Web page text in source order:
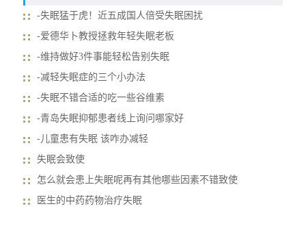
-失眠猛于虎！近五成国人倍受失眠困扰
-爱德华卜教授拯救年轻失眠老板
-维持做好3件事能轻松告别失眠
-减轻失眠症的三个小办法
-失眠不错合适的吃一些谷维素
-青岛失眠抑郁患者线上询问哪家好
-儿童患有失眠 该咋办减轻
失眠会致使
怎么就会患上失眠呢再有其他哪些因素不错致使
医生的中药药物治疗失眠